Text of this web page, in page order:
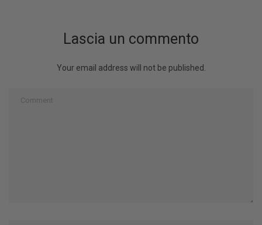
Lascia un commento
Your email address will not be published.